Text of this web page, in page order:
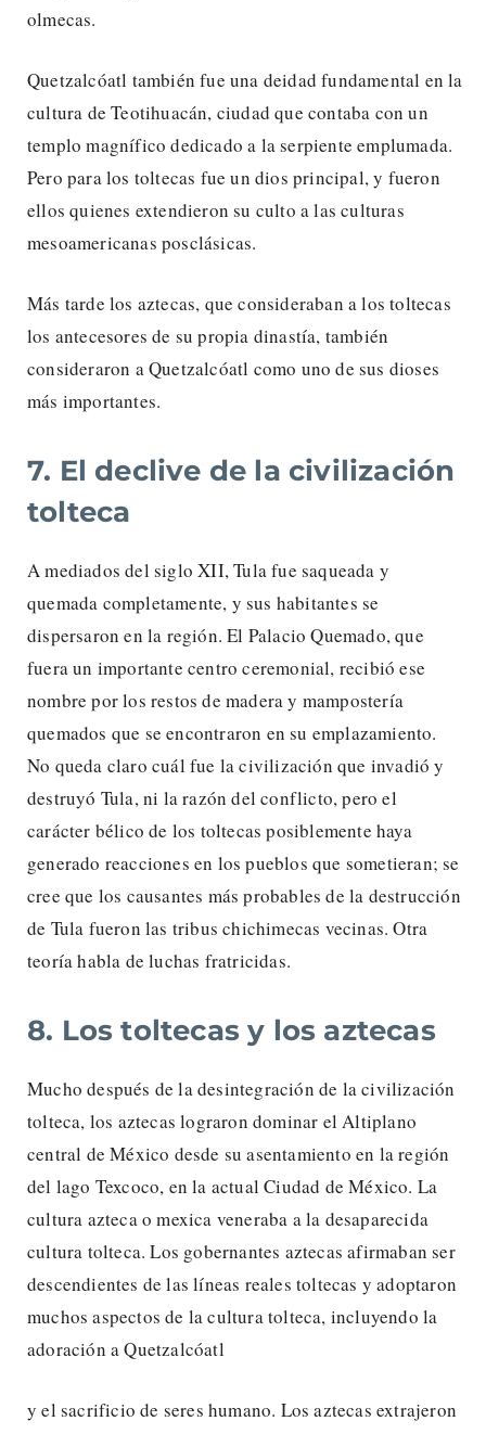
olmecas.
Quetzalcóatl también fue una deidad fundamental en la
cultura de Teotihuacán, ciudad que contaba con un
templo magnífico dedicado a la serpiente emplumada.
Pero para los toltecas fue un dios principal, y fueron
ellos quienes extendieron su culto a las culturas
mesoamericanas posclásicas.
Más tarde los aztecas, que consideraban a los toltecas
los antecesores de su propia dinastía, también
consideraron a Quetzalcóatl como uno de sus dioses
más importantes.
7. El declive de la civilización
tolteca
A mediados del siglo XII, Tula fue saqueada y
quemada completamente, y sus habitantes se
dispersaron en la región. El Palacio Quemado, que
fuera un importante centro ceremonial, recibió ese
nombre por los restos de madera y mampostería
quemados que se encontraron en su emplazamiento.
No queda claro cuál fue la civilización que invadió y
destruyó Tula, ni la razón del conflicto, pero el
carácter bélico de los toltecas posiblemente haya
generado reacciones en los pueblos que sometieran; se
cree que los causantes más probables de la destrucción
de Tula fueron las tribus chichimecas vecinas. Otra
teoría habla de luchas fratricidas.
8. Los toltecas y los aztecas
Mucho después de la desintegración de la civilización
tolteca, los aztecas lograron dominar el Altiplano
central de México desde su asentamiento en la región
del lago Texcoco, en la actual Ciudad de México. La
cultura azteca o mexica veneraba a la desaparecida
cultura tolteca. Los gobernantes aztecas afirmaban ser
descendientes de las líneas reales toltecas y adoptaron
muchos aspectos de la cultura tolteca, incluyendo la
adoración a Quetzalcóatl
y el sacrificio de seres humano. Los aztecas extrajeron